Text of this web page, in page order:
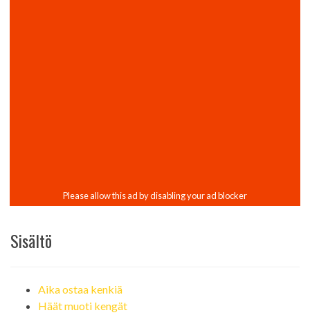
Sisältö
Aika ostaa kenkiä
Häät muoti kengät